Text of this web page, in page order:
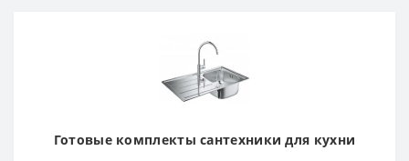
Готовые комплекты сантехники для кухни